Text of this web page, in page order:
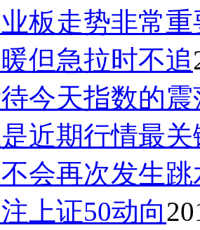
板走势非常重
但急拉时不追
今天指数的震
近期行情最
会再次发生跳
上证50动向